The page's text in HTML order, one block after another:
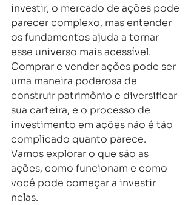
investir, o mercado de ações pode
parecer complexo, mas entender
os fundamentos ajuda a tornar
esse universo mais acessível.
Comprar e vender ações pode ser
uma maneira poderosa de
construir patrimônio e diversificar
sua carteira, e o processo de
investimento em ações não é tão
complicado quanto parece.
Vamos explorar o que são as
ações, como funcionam e como
você pode começar a investir
nelas.